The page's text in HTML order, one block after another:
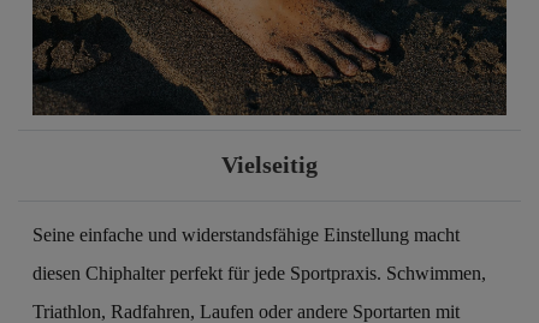
Vielseitig
Seine einfache und widerstandsfähige Einstellung macht
diesen Chiphalter perfekt für jede Sportpraxis. Schwimmen,
Triathlon, Radfahren, Laufen oder andere Sportarten mit